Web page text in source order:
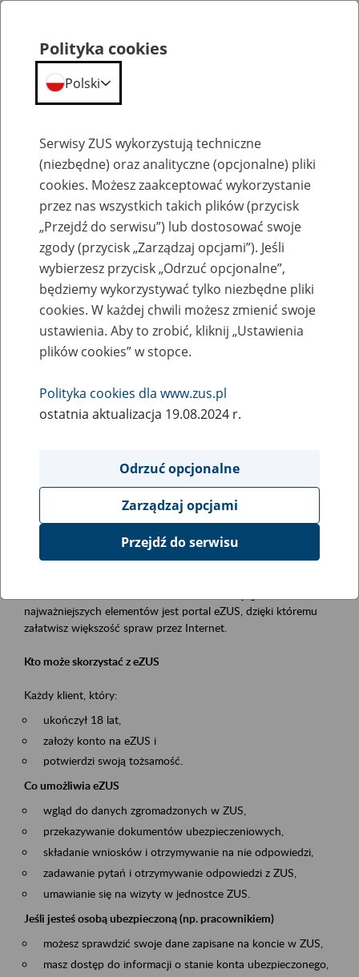
Szkolenia
Zaproś ZUS do siebie - zakładanie profili
eZUS w siedzibie Twojej firmy
Rodzaj wydarzenia
Szkolenia
Obszar merytoryczny
obsługa klientów
Opis wydarzenia
Platforma Usług Elektronicznych ZUS eZUS
najważniejszych elementów jest portal eZUS, dzięki któremu
załatwisz większość spraw przez Internet.
Kto może skorzystać z eZUS
Każdy klient, który:
ukończył 18 lat,
założy konto na eZUS i
potwierdzi swoją tożsamość.
Co umożliwia eZUS
wgląd do danych zgromadzonych w ZUS,
przekazywanie dokumentów ubezpieczeniowych,
składanie wniosków i otrzymywanie na nie odpowiedzi,
zadawanie pytań i otrzymywanie odpowiedzi z ZUS,
umawianie się na wizyty w jednostce ZUS.
Jeśli jesteś osobą ubezpieczoną (np. pracownikiem)
możesz sprawdzić swoje dane zapisane na koncie w ZUS,
masz dostęp do informacji o stanie konta ubezpieczonego,
Polityka cookies
Polski
Serwisy ZUS wykorzystują techniczne
(niezbędne) oraz analityczne (opcjonalne) pliki
cookies. Możesz zaakceptować wykorzystanie
przez nas wszystkich takich plików (przycisk
„Przejdź do serwisu”) lub dostosować swoje
zgody (przycisk „Zarządzaj opcjami”). Jeśli
wybierzesz przycisk „Odrzuć opcjonalne”,
będziemy wykorzystywać tylko niezbędne pliki
cookies. W każdej chwili możesz zmienić swoje
ustawienia. Aby to zrobić, kliknij „Ustawienia
plików cookies” w stopce.
Polityka cookies dla www.zus.pl
ostatnia aktualizacja 19.08.2024 r.
Odrzuć opcjonalne
Zarządzaj opcjami
Przejdź do serwisu